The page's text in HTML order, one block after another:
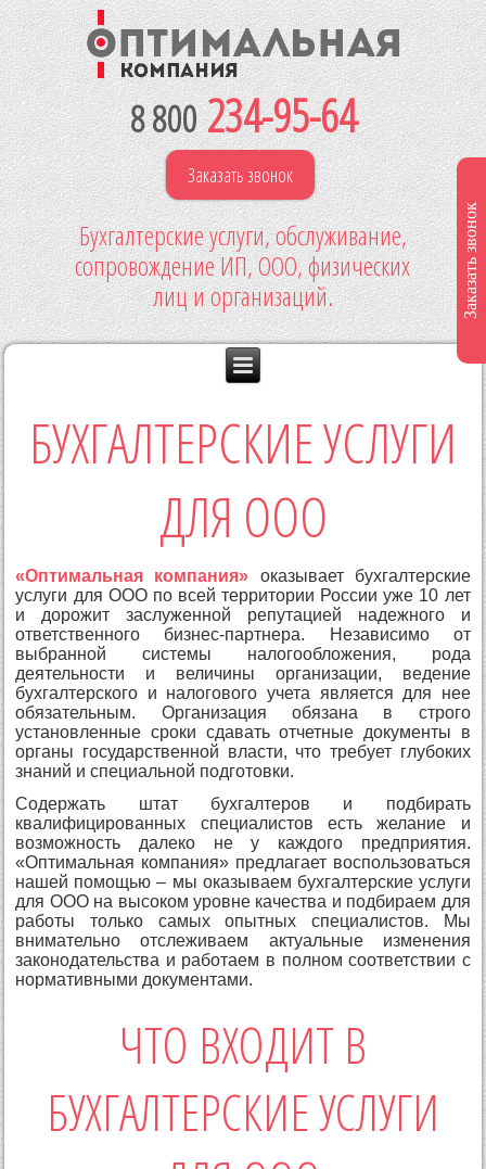
8 800234-95-64
Заказать звонок
Бухгалтерские услуги, обслуживание,
сопровождение ИП, ООО, физических
лиц и организаций.
БУХГАЛТЕРСКИЕ УСЛУГИ
ДЛЯ ООО
«Оптимальная компания» оказывает бухгалтерские
услуги для ООО по всей территории России уже 10 лет
и дорожит заслуженной репутацией надежного и
ответственного бизнес-партнера. Независимо от
выбранной системы налогообложения, рода
деятельности и величины организации, ведение
бухгалтерского и налогового учета является для нее
обязательным. Организация обязана в строго
установленные сроки сдавать отчетные документы в
органы государственной власти, что требует глубоких
знаний и специальной подготовки.
Содержать штат бухгалтеров и подбирать
квалифицированных специалистов есть желание и
возможность далеко не у каждого предприятия.
«Оптимальная компания» предлагает воспользоваться
нашей помощью – мы оказываем бухгалтерские услуги
для ООО на высоком уровне качества и подбираем для
работы только самых опытных специалистов. Мы
внимательно отслеживаем актуальные изменения
законодательства и работаем в полном соответствии с
нормативными документами.
ЧТО ВХОДИТ В
БУХГАЛТЕРСКИЕ УСЛУГИ
Заказать звонок